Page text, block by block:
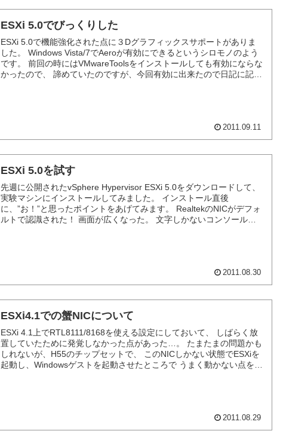
ESXi 5.0でびっくりした
ESXi 5.0で機能強化された点に３Dグラフィックスサポートがありま
した。 Windows Vista/7でAeroが有効にできるというシロモノのよう
です。 前回の時にはVMwareToolsをインストールしても有効にならな
かったので、 諦めていたのですが、今回有効に出来たので日記に記載
2011.09.11
ESXi 5.0を試す
先週に公開されたvSphere Hypervisor ESXi 5.0をダウンロードして、
実験マシンにインストールしてみました。 インストール直後
に、”お！”と思ったポイントをあげてみます。 RealtekのNICがデフォ
ルトで認識された！ 画面が広くなった。 文字しかないコンソール画
2011.08.30
ESXi4.1での蟹NICについて
ESXi 4.1上でRTL8111/8168を使える設定にしておいて、 しばらく放
置していたために発覚しなかった点があった…。 たまたまの問題かも
しれないが、H55のチップセットで、 このNICしかない状態でESXiを
起動し、Windowsゲストを起動させたところで うまく動かない点を見
2011.08.29